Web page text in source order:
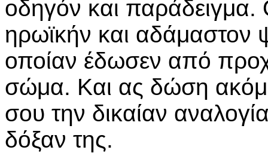
οδηγόν και
ηρωϊκήν και αδάμαστον
οποίαν έδωσεν από
σώμα. Και ας δώση
σου την δικαίαν
δόξαν της.